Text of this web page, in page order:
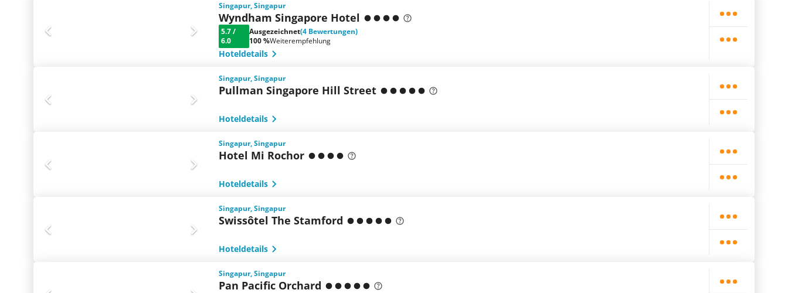
Singapur, Singapur
Wyndham Singapore Hotel
5.7/
6.0
Ausgezeichnet(4 Bewertungen)
100 %Weiterempfehlung
Hoteldetails
Singapur, Singapur
Pullman Singapore Hill Street
Hoteldetails
Singapur, Singapur
Hotel Mi Rochor
Hoteldetails
Singapur, Singapur
Swissôtel The Stamford
Hoteldetails
Singapur, Singapur
Pan Pacific Orchard